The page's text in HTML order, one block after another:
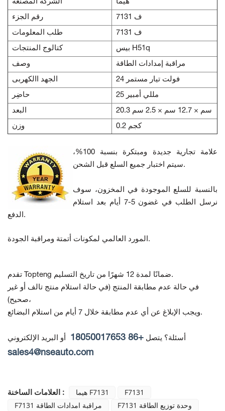
الشركة المصنعة هيما
رقم الجزء ف 7131
طلب المعلومات ف 7131
كتالوج المنتجات بيس H51q
وصف مراقبة إمدادات الطاقة
الجهد االكهربى 24 فولت تيار مستمر
حاضِر 25 مللي أمبير
البعد 20.3 سم × 12.7 سم × 2.5 سم
وزن 0.2 كجم
علامة تجارية جديدة ومبتكرة بنسبة 100%،
سيتم اختبار جميع السلع قبل الشحن.
بالنسبة للسلع الموجودة في المخزون، سوف
نرسل الطلب في غضون 5-7 أيام بعد استلام
الدفع.
المورد العالمي لمكونات أتمتة ومراقبة الجودة.
تقدم Topteng ضمانًا لمدة 12 شهرًا من تاريخ التسليم.
في حالة عدم مطابقة المنتج (في حالة استلام منتج تالف أو غير
صحيح)،
ويجب الإبلاغ عن أي عدم مطابقة خلال 7 أيام من استلام البضائع.
أسئلة؟ يتصل +86 18050017653 أو البريد الإلكتروني
sales4@nseauto.com
العلامات الساخنة : هيما F7131
F7131
F7131 مراقبة امدادات الطاقة
F7131 وحدة توزيع الطاقة